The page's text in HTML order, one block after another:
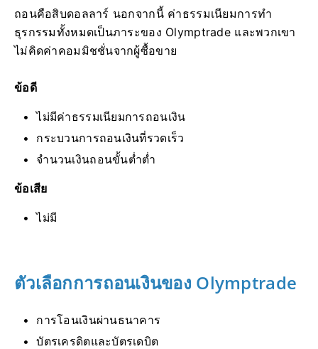
ถอนคือสิบดอลลาร์ นอกจากนี้ ค่าธรรมเนียมการทำ
ธุรกรรมทั้งหมดเป็นภาระของ Olymptrade และพวกเขา
ไม่คิดค่าคอมมิชชั่นจากผู้ซื้อขาย
ข้อดี
ไม่มีค่าธรรมเนียมการถอนเงิน
กระบวนการถอนเงินที่รวดเร็ว
จำนวนเงินถอนขั้นต่ำต่ำ
ข้อเสีย
ไม่มี
ตัวเลือกการถอนเงินของ Olymptrade
การโอนเงินผ่านธนาคาร
บัตรเครดิตและบัตรเดบิต